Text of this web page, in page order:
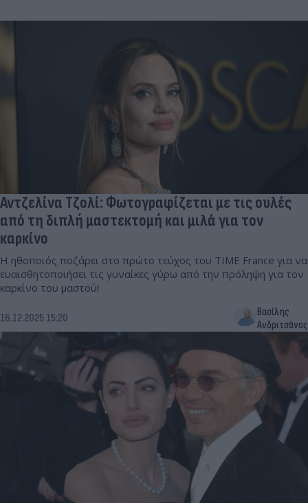
Αντζελίνα Τζολί: Φωτογραφίζεται με τις ουλές
από τη διπλή μαστεκτομή και μιλά για τον
καρκίνο
Η ηθοποιός ποζάρει στο πρώτο τεύχος του TΙΜΕ France για να
ευαισθητοποιήσει τις γυναίκες γύρω από την πρόληψη για τον
καρκίνο του μαστού!
16.12.2025 15:20
Βασίλης
Ανδριτσάνος